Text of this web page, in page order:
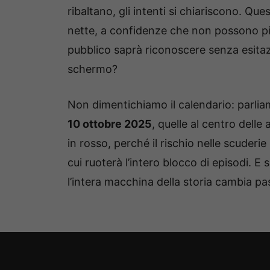
ribaltano, gli intenti si chiariscono.
nette, a confidenze che non possono
pubblico saprà riconoscere senza
schermo?
Non dimentichiamo il calendario:
10 ottobre 2025, quelle al centro delle
in rosso, perché il rischio nelle
cui ruoterà l’intero blocco di episodi. E
l’intera macchina della storia cambia